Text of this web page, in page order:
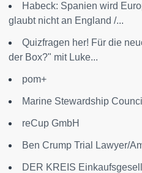
Habeck: Spanien wird
glaubt nicht an England /...
Quizfragen her! Für die
der Box?" mit Luke...
pom+
Marine Stewardship
reCup GmbH
Ben Crump Trial Lawyer/
DER KREIS